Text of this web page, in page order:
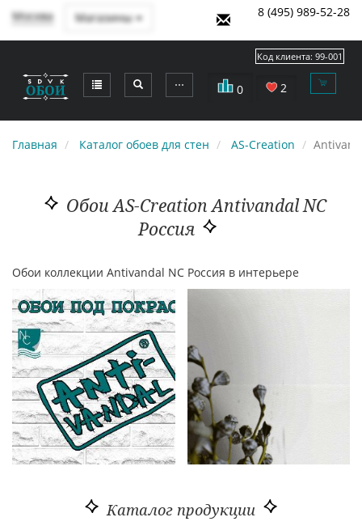
Москва Магазины 8 (495) 989-52-28
⋯ 0 2
Код клиента: 99-001
Главная Каталог обоев для стен AS-Creation
Обои AS-Creation Antivandal NC
Россия
Обои коллекции Antivandal NC Россия в интерьере
Каталог продукции